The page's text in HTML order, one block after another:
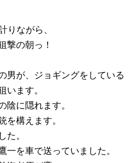
ながら、
撃の朝っ！
男が、ジョギングをしている
います。
陰に隠れます。
を構えます。
た。
一を車で送っていました。